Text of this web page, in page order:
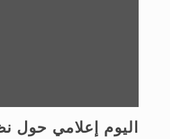
اليوم إعلامي حول